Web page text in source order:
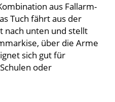
aus Fallarm-
Tuch fährt aus der
nach unten und stellt
über die Arme
sich gut für
oder